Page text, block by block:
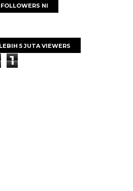
NI
5 JUTA VIEWERS
1